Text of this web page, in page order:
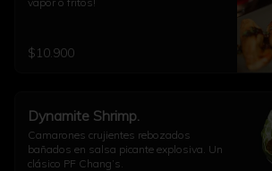
$10.900
Dynamite Shrimp.
Camarones crujientes rebozados
bañados en salsa picante explosiva. Un
clásico PF Chang’s.